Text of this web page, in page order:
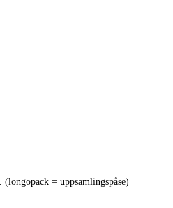
= uppsamlingspåse)